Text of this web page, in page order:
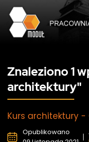
Znaleziono 1
architektury"
Kurs architektury
Opublikowano